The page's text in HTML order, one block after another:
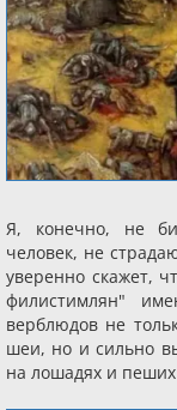
Я, конечно, не
человек, не
уверенно скажет,
филистимлян"
верблюдов не
шеи, но и сильно
на лошадях и